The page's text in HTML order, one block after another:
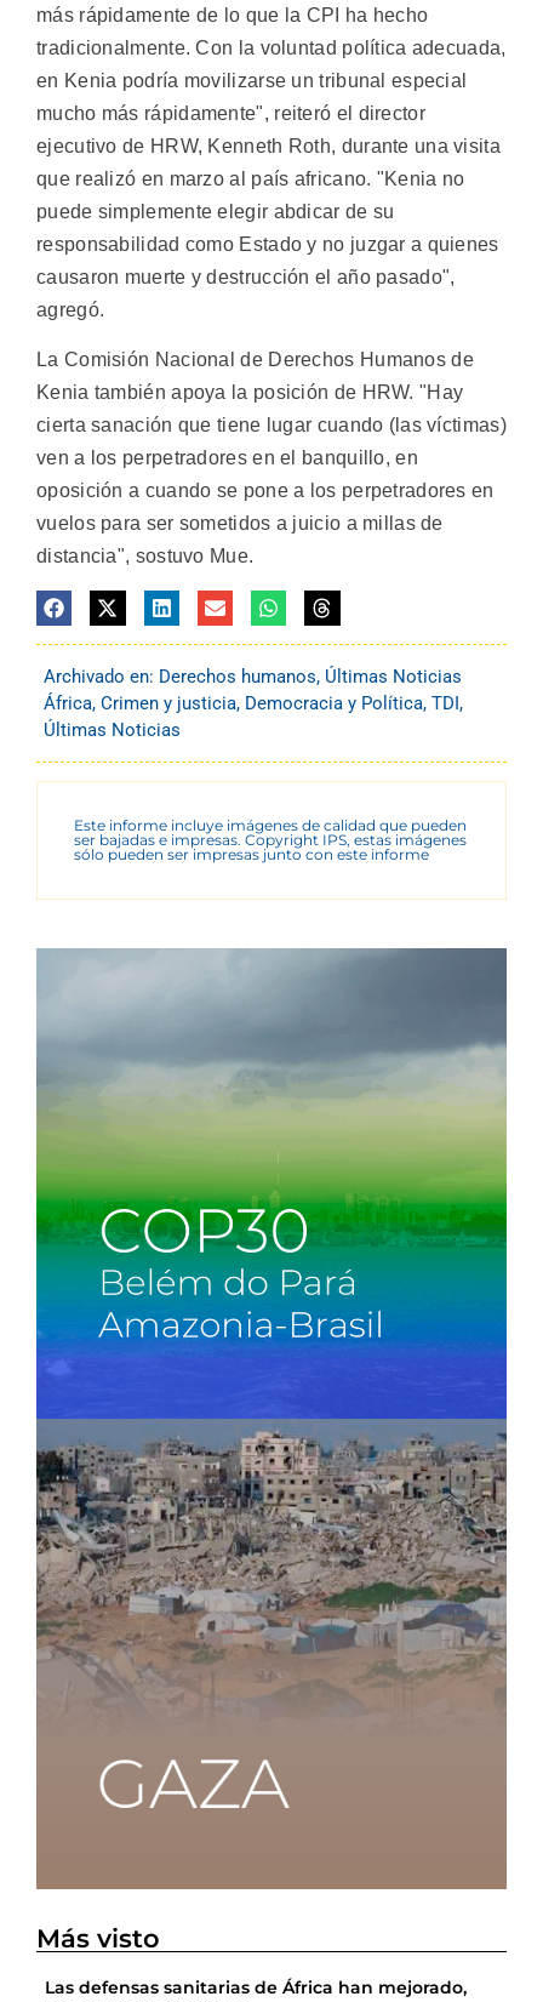
más rápidamente de lo que la CPI ha hecho
tradicionalmente. Con la voluntad política adecuada,
en Kenia podría movilizarse un tribunal especial
mucho más rápidamente", reiteró el director
ejecutivo de HRW, Kenneth Roth, durante una visita
que realizó en marzo al país africano. "Kenia no
puede simplemente elegir abdicar de su
responsabilidad como Estado y no juzgar a quienes
causaron muerte y destrucción el año pasado",
agregó.
La Comisión Nacional de Derechos Humanos de
Kenia también apoya la posición de HRW. "Hay
cierta sanación que tiene lugar cuando (las víctimas)
ven a los perpetradores en el banquillo, en
oposición a cuando se pone a los perpetradores en
vuelos para ser sometidos a juicio a millas de
distancia", sostuvo Mue.
Archivado en: Derechos humanos, Últimas Noticias
África, Crimen y justicia, Democracia y Política, TDI,
Últimas Noticias
Este informe incluye imágenes de calidad que pueden
ser bajadas e impresas. Copyright IPS, estas imágenes
sólo pueden ser impresas junto con este informe
Más visto
Las defensas sanitarias de África han mejorado,